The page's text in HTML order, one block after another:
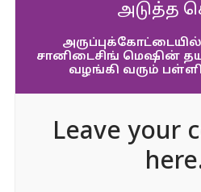
அடுத்த
சானிடைசிங் மெஷின்
வழங்கி வரும்
Leave your